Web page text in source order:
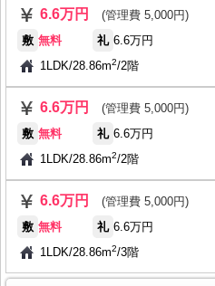
6.6万円
(管理費 5,000円)
敷 無料 礼 6.6万円
1LDK/28.86m2/2階
6.6万円
(管理費 5,000円)
敷 無料 礼 6.6万円
1LDK/28.86m2/2階
6.6万円
(管理費 5,000円)
敷 無料 礼 6.6万円
1LDK/28.86m2/3階